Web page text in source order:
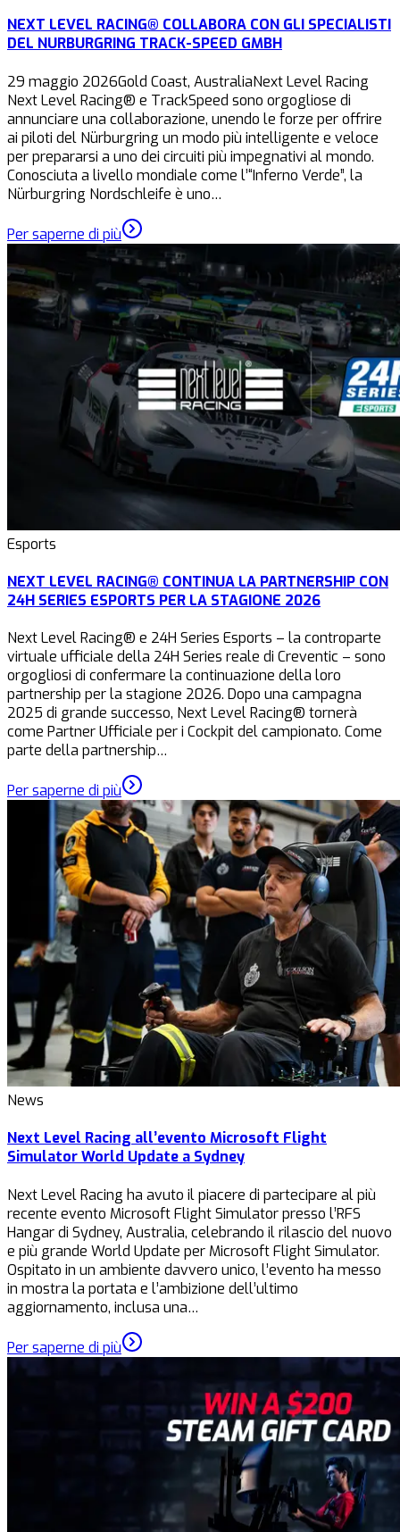
NEXT LEVEL RACING® COLLABORA CON GLI SPECIALISTI
DEL NURBURGRING TRACK-SPEED GMBH
29 maggio 2026Gold Coast, AustraliaNext Level Racing
Next Level Racing® e TrackSpeed sono orgogliose di
annunciare una collaborazione, unendo le forze per offrire
ai piloti del Nürburgring un modo più intelligente e veloce
per prepararsi a uno dei circuiti più impegnativi al mondo.
Conosciuta a livello mondiale come l’“Inferno Verde”, la
Nürburgring Nordschleife è uno…
Per saperne di più
Esports
NEXT LEVEL RACING® CONTINUA LA PARTNERSHIP CON
24H SERIES ESPORTS PER LA STAGIONE 2026
Next Level Racing® e 24H Series Esports – la controparte
virtuale ufficiale della 24H Series reale di Creventic – sono
orgogliosi di confermare la continuazione della loro
partnership per la stagione 2026. Dopo una campagna
2025 di grande successo, Next Level Racing® tornerà
come Partner Ufficiale per i Cockpit del campionato. Come
parte della partnership…
Per saperne di più
News
Next Level Racing all’evento Microsoft Flight
Simulator World Update a Sydney
Next Level Racing ha avuto il piacere di partecipare al più
recente evento Microsoft Flight Simulator presso l’RFS
Hangar di Sydney, Australia, celebrando il rilascio del nuovo
e più grande World Update per Microsoft Flight Simulator.
Ospitato in un ambiente davvero unico, l’evento ha messo
in mostra la portata e l’ambizione dell’ultimo
aggiornamento, inclusa una…
Per saperne di più